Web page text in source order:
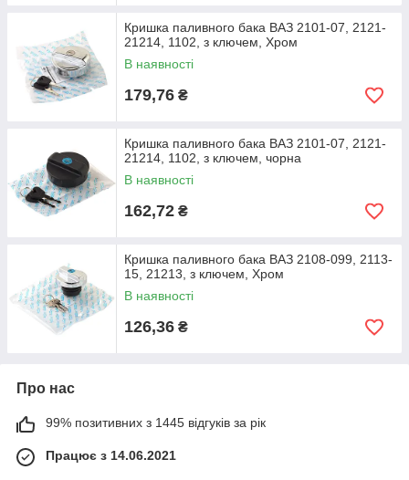
Кришка паливного бака ВАЗ 2101-07, 2121-
21214, 1102, з ключем, Хром
В наявності
179,76 ₴
Кришка паливного бака ВАЗ 2101-07, 2121-
21214, 1102, з ключем, чорна
В наявності
162,72 ₴
Кришка паливного бака ВАЗ 2108-099, 2113-
15, 21213, з ключем, Хром
В наявності
126,36 ₴
Про нас
99% позитивних з 1445 відгуків за рік
Працює з 14.06.2021